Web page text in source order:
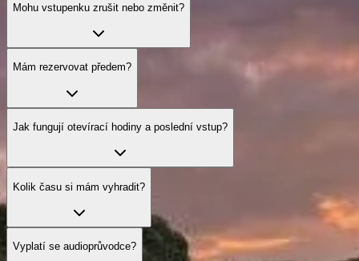
Mohu vstupenku zrušit nebo změnit?
Mám rezervovat předem?
Jak fungují otevírací hodiny a poslední vstup?
Kolik času si mám vyhradit?
Vyplatí se audioprůvodce?